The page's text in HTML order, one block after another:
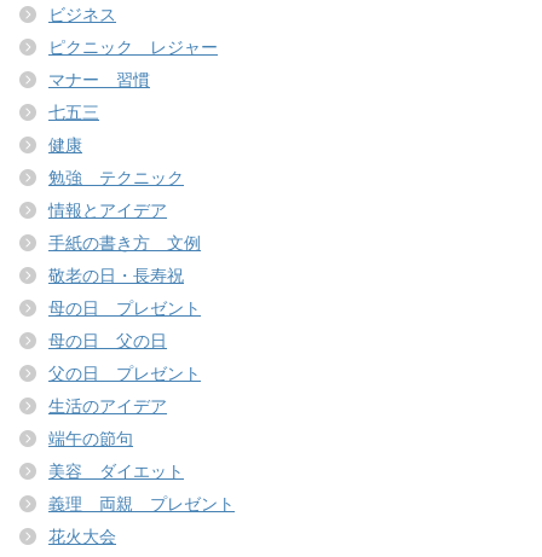
ビジネス
ピクニック レジャー
マナー 習慣
七五三
健康
勉強 テクニック
情報とアイデア
手紙の書き方 文例
敬老の日・長寿祝
母の日 プレゼント
母の日 父の日
父の日 プレゼント
生活のアイデア
端午の節句
美容 ダイエット
義理 両親 プレゼント
花火大会